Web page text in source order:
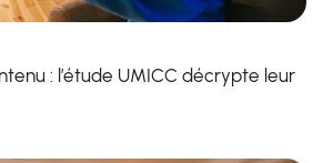
: l’étude UMICC décrypte leur